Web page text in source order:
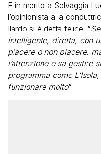
E in merito a Selvaggia
l’opinionista a la
Ilardo si è detta felice. “
intelligente, diretta, con
piacere o non piacere,
l’attenzione e sa gestire
programma come
funzionare molto“.